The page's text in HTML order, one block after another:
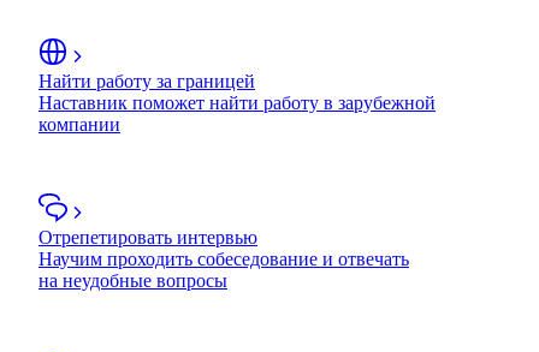
Найти работу за границей
Наставник поможет найти работу в зарубежной
компании
Отрепетировать интервью
Научим проходить собеседование и отвечать
на неудобные вопросы